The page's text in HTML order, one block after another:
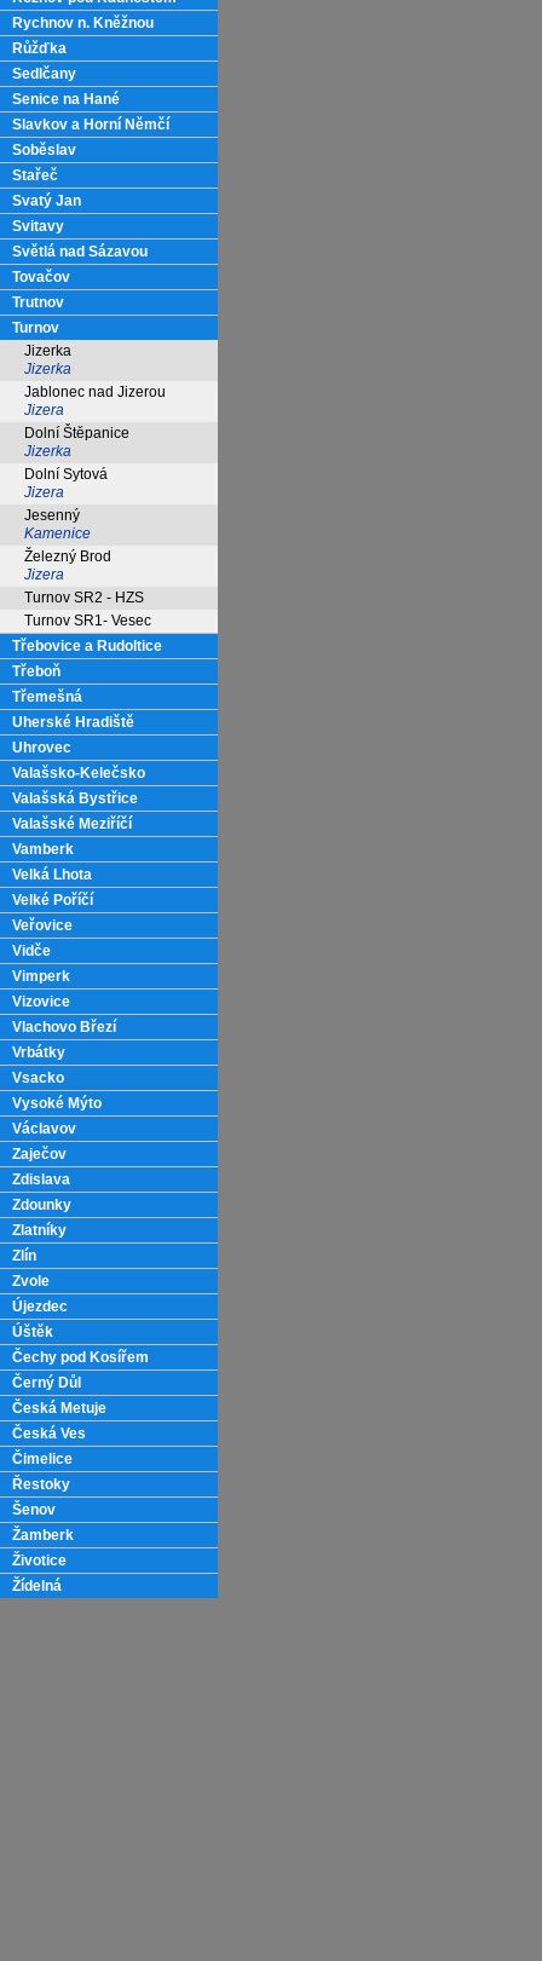
Rychnov n. Kněžnou
Růžďka
Sedlčany
Senice na Hané
Slavkov a Horní Němčí
Soběslav
Stařeč
Svatý Jan
Svitavy
Světlá nad Sázavou
Tovačov
Trutnov
Turnov
Jizerka
Jizerka
Jablonec nad Jizerou
Jizera
Dolní Štěpanice
Jizerka
Dolní Sytová
Jizera
Jesenný
Kamenice
Železný Brod
Jizera
Turnov SR2 - HZS
Turnov SR1- Vesec
Třebovice a Rudoltice
Třeboň
Třemešná
Uherské Hradiště
Uhrovec
Valašsko-Kelečsko
Valašská Bystřice
Valašské Meziříčí
Vamberk
Velká Lhota
Velké Poříčí
Veřovice
Vidče
Vimperk
Vizovice
Vlachovo Březí
Vrbátky
Vsacko
Vysoké Mýto
Václavov
Zaječov
Zdislava
Zdounky
Zlatníky
Zlín
Zvole
Újezdec
Úštěk
Čechy pod Kosířem
Černý Důl
Česká Metuje
Česká Ves
Čimelice
Řestoky
Šenov
Žamberk
Životice
Žídelná